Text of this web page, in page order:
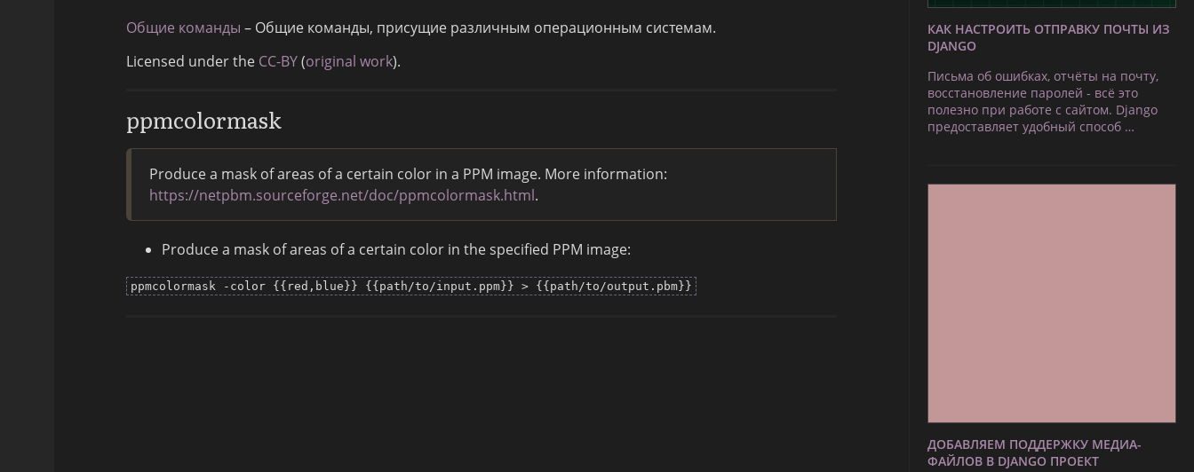
Общие команды – Общие команды, присущие различным операционным системам.
Licensed under the CC-BY(original work).
ppmcolormask
Produce a mask of areas of a certain color in a PPM image. More information:
https://netpbm.sourceforge.net/doc/ppmcolormask.html.
Produce a mask of areas of a certain color in the specified PPM image:
ppmcolormask -color {{red,blue}} {{path/to/input.ppm}} > {{path/to/output.pbm}}
КАК НАСТРОИТЬ ОТПРАВКУ ПОЧТЫ ИЗ
DJANGO
Письма об ошибках, отчёты на почту,
восстановление паролей - всё это
полезно при работе с сайтом. Django
предоставляет удобный способ …
ДОБАВЛЯЕМ ПОДДЕРЖКУ МЕДИА-
ФАЙЛОВ В DJANGO ПРОЕКТ